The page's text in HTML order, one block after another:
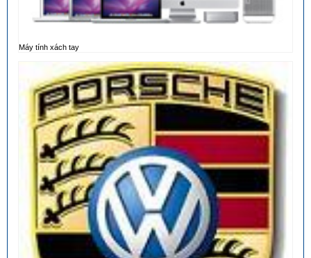
Máy tính xách tay